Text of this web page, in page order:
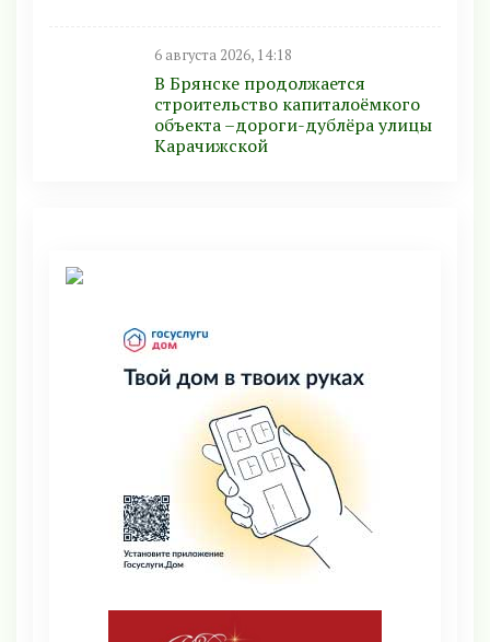
6 августа 2026, 14:18
В Брянске продолжается
строительство капиталоёмкого
объекта –дороги-дублёра улицы
Карачижской